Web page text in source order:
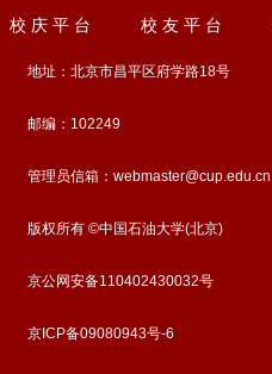
校 庆 平 台 校 友 平 台
地址：北京市昌平区府学路18号
邮编：102249
管理员信箱：webmaster@cup.edu.cn
版权所有 ©中国石油大学(北京)
京公网安备110402430032号
京ICP备09080943号-6